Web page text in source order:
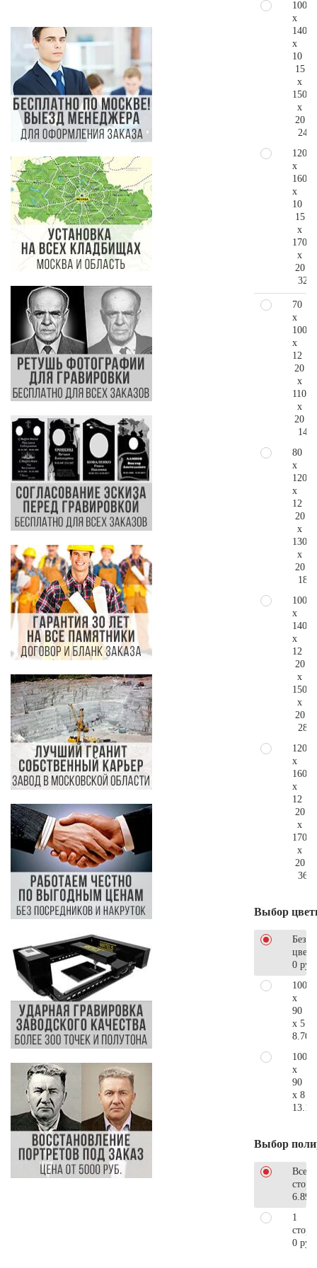
100
x
140
x
10
15
x
150
x
20
120
x
160
x
10
15
x
170
x
20
70
x
100
x
12
20
x
110
x
20
80
x
120
x
12
20
x
130
x
20
100
x
140
x
12
20
x
150
x
20
120
x
160
x
12
20
x
170
x
20
Выбор
Без
0 руб.
100
x
90
x 5
100
x
90
x 8
Выбор
Все
1
0 руб.